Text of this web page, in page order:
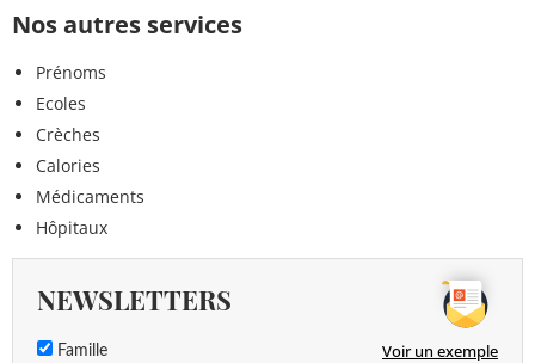
Nos autres services
Prénoms
Ecoles
Crèches
Calories
Médicaments
Hôpitaux
NEWSLETTERS
Famille Voir un exemple